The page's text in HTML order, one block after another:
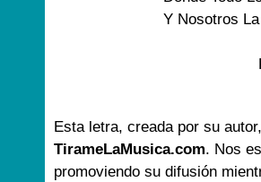
Y Nosotros
Esta letra, creada por su
TirameLaMusica.com. Nos
promoviendo su difusión